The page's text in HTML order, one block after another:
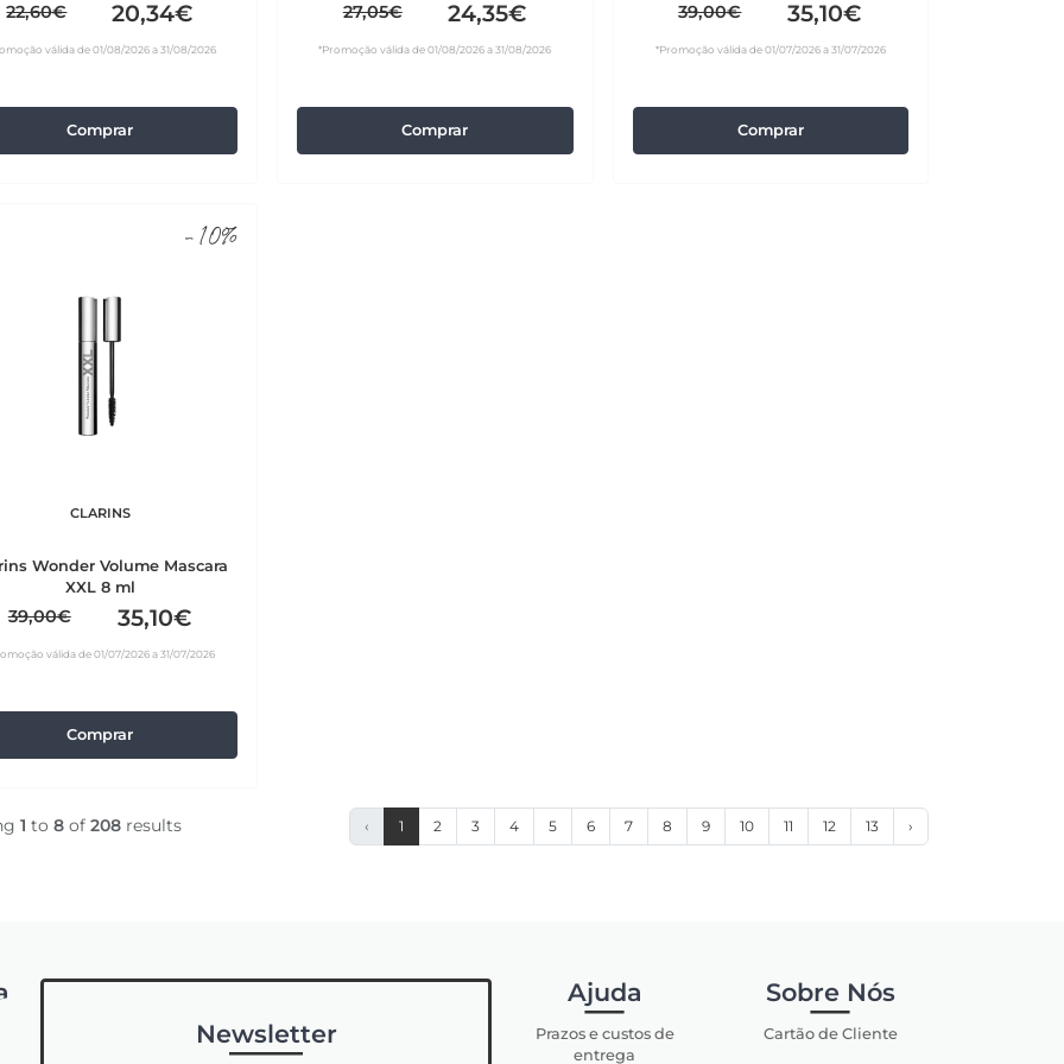
22,60€ 20,34€
válida de 01/08/2026 a 31/08/2026
Comprar
27,05€ 24,35€
*Promoção válida de 01/08/2026 a 31/08/2026
Comprar
39,00€ 35,10€
*Promoção válida de 01/07/2026 a 31/07/2026
Comprar
-10%
CLARINS
Wonder Volume Mascara
XXL 8 ml
39,00€ 35,10€
válida de 01/07/2026 a 31/07/2026
Comprar
1 to 8 of 208 results ‹ 1 2 3 4 5 6 7 8 9 10 11 12 13 ›
Newsletter
Ajuda
Prazos e custos de
entrega
Sobre Nós
Cartão de Cliente